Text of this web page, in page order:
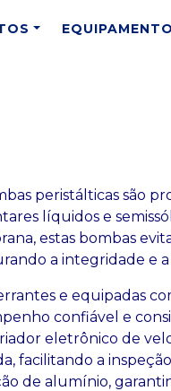
peristálticas são
líquidos e
estas bombas
a integridade e
e equipadas
confiável e
eletrônico de
facilitando a
de alumínio,